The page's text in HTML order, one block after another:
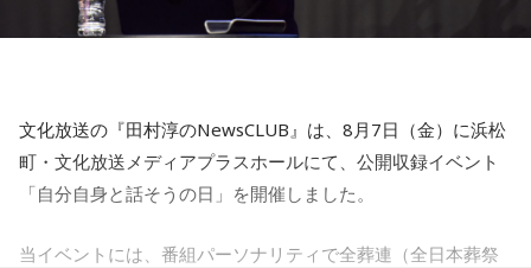
■監修者プロフィール：莉瑠（リル）
東京・池袋占い館セレーネ所属。10代に占いに出会い、勉
クスを持つ方に寄り添いたいと本格的に占いの世界に進出。
SATORI電話占い月間ランキング連続1位。占いコンテンツ
『莉瑠と龍神様の絶対神託』リリース。
Webサイト：https://selene-uranai.com/
【6位】乙女座（おとめ座）
【7位】牡羊座（おひつじ座）
マイペースに過ごせると良い日です。今日は部屋の片付けを
したり、書類の整理をしたり、身の回りの整理を心掛けて過
文化放送の『田村淳のNewsCLUB』は、8月7日（金）に浜松
町・文化放送メディアプラスホールにて、公開収録イベント
「自分自身と話そうの日」を開催しました。
当イベントには、番組パーソナリティで全葬連（全日本葬祭